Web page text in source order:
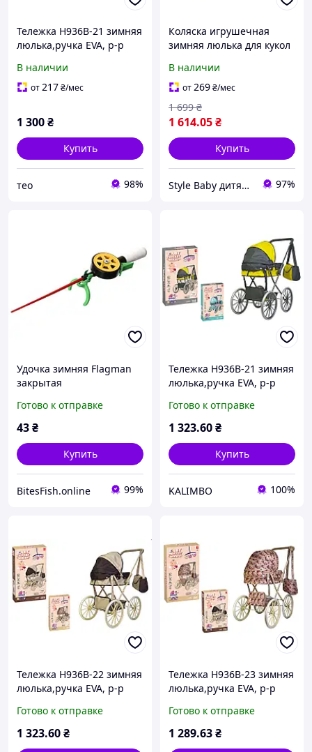
Тележка H936B-21 зимняя
люлька,ручка EVA, р-р
коробка р.37x12x62,5 см
В наличии
от217₴/мес
1 300₴
Купить
тео 98%
Коляска игрушечная
зимняя люлька для кукол
66×36×74 см, в коробке
37×12×62,7 см
В наличии
от269₴/мес
1 614.05₴
1 699 ₴
Купить
Style Baby дитячий магазин 97%
Удочка зимняя Flagman
закрытая
31см
Готово к отправке
43₴
Купить
BitesFish.online 99%
Тележка H936B-21 зимняя
люлька,ручка EVA, р-р
коробка р.37x12x62,5 см
Готово к отправке
1 323.60₴
Купить
KALIMBO 100%
Тележка H936B-22 зимняя
люлька,ручка EVA, р-р
коробка р.37x12x62,6 см
Готово к отправке
1 323.60₴
Тележка H936B-23 зимняя
люлька,ручка EVA, р-р
коробка р.37x12x62,7 см
Готово к отправке
1 289.63₴